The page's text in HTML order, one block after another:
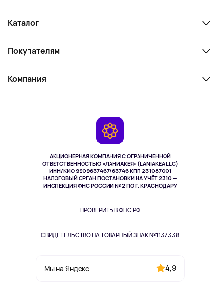
АКЦИОНЕРНАЯ КОМПАНИЯ С ОГРАНИЧЕННОЙ
ОТВЕТСТВЕННОСТЬЮ «ЛАНИАКЕЯ» (LANIAKEA LLC)
ИНН/КИО 9909637467/63746 КПП 231087001
НАЛОГОВЫЙ ОРГАН ПОСТАНОВКИ НА УЧЁТ 2310 —
ИНСПЕКЦИЯ ФНС РОССИИ № 2 ПО Г. КРАСНОДАРУ
ПРОВЕРИТЬ В ФНС РФ
СВИДЕТЕЛЬСТВО НА ТОВАРНЫЙ ЗНАК №1137338
Мы на Яндекс 4,9
Каталог
Ноутбуки, мониторы, VR
Косметика и уход
Здоровье питомцев
Одежда и аксессуары
Покупателям
Как заказать
Компания